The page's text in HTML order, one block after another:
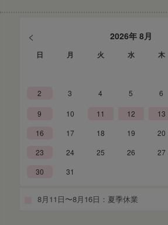
< 2026年 8月
日 月 火 水 木
2 3 4 5 6
9 10 11 12 13
16
17 18 19 20
23
24 25 26 27
30
31
8月11日〜8月16日：夏季休業